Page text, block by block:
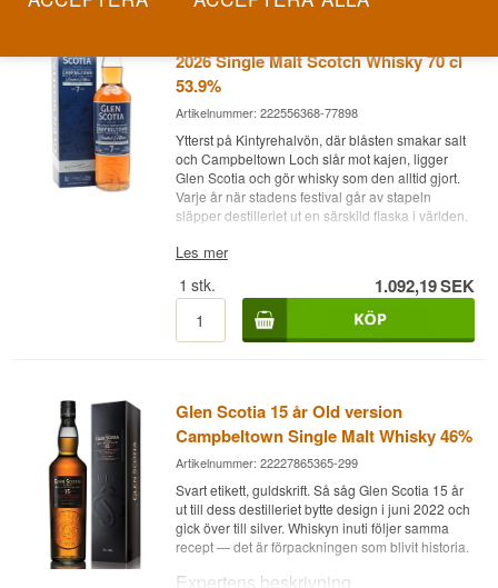
2026 Single Malt Scotch Whisky 70 cl
53.9%
Artikelnummer: 222556368-77898
Ytterst på Kintyrehalvön, där blåsten smakar salt
och Campbeltown Loch slår mot kajen, ligger
Glen Scotia och gör whisky som den alltid gjort.
Varje år när stadens festival går av stapeln
släpper destilleriet ut en särskild flaska i världen.
Expertens beskrivning
Glen Scotia Campbeltown Festival 2026 är en
Campbeltown Single Malt Scotch Whisky lagrad
på förstgångsfyllda ex-bourbonfat med sex
månaders avslutande lagring på förstgångsfyllda
destilleriets mediumrökta sprit, som master
blender Ashley Smith bara destillerar några få
veckor om året. De första sju åren låg den på
förstgångsfyllda ex-bourbonfat, där den kustnära
stilen fick veckla ut sig, och därefter kom de sex
månaderna på Ruby Port. Det är den
efterlagringen som drar in tjocka, inkokta röda
frukter och lägger dem som en söt kontrast över
färg.
Les mer
1 stk. 1.092,19SEK
Glen Scotia 15 år Old version
Campbeltown Single Malt Whisky 46%
Artikelnummer: 22227865365-299
Svart etikett, guldskrift. Så såg Glen Scotia 15 år
ut till dess destilleriet bytte design i juni 2022 och
gick över till silver. Whiskyn inuti följer samma
recept — det är förpackningen som blivit historia.
Expertens beskrivning